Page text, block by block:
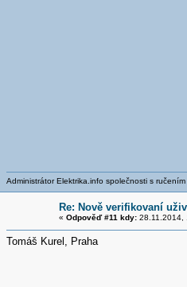
Administrátor Elektrika.info společnosti s
Re: Nově verifikovaní
« Odpověď #11 kdy:28.11.2014,
Tomáš Kurel, Praha